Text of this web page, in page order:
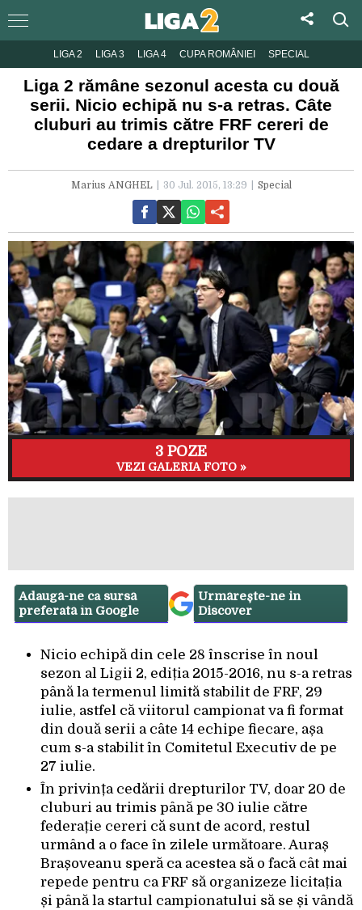
LIGA 2 LIGA 3 LIGA 4 CUPA ROMÂNIEI SPECIAL
Liga 2 rămâne sezonul acesta cu două
serii. Nicio echipă nu s-a retras. Câte
cluburi au trimis către FRF cereri de
cedare a drepturilor TV
Marius ANGHEL 30 Jul. 2015, 13:29 Special
3 POZE
VEZI GALERIA FOTO »
Adaugă-ne ca sursă
preferată în Google
Urmărește-ne in
Discover
Nicio echipă din cele 28 înscrise în noul
sezon al Ligii 2, ediția 2015-2016, nu s-a retras
până la termenul limită stabilit de FRF, 29
iulie, astfel că viitorul campionat va fi format
din două serii a câte 14 echipe fiecare, așa
cum s-a stabilit în Comitetul Executiv de pe
27 iulie.
În privința cedării drepturilor TV, doar 20 de
cluburi au trimis până pe 30 iulie către
federație cereri că sunt de acord, restul
urmând a o face în zilele următoare. Auraș
Brașoveanu speră ca acestea să o facă cât mai
repede pentru ca FRF să organizeze licitația
și până la startul campionatului să se și vândă